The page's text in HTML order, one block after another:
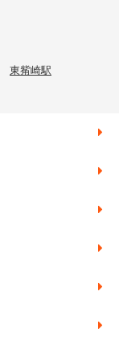
東觜崎駅